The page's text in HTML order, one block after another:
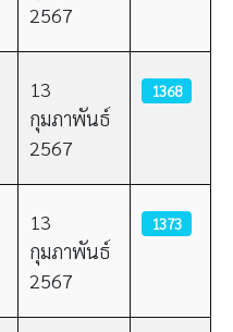
2567
13
กุมภาพันธ์
2567
1368
13
กุมภาพันธ์
2567
1373